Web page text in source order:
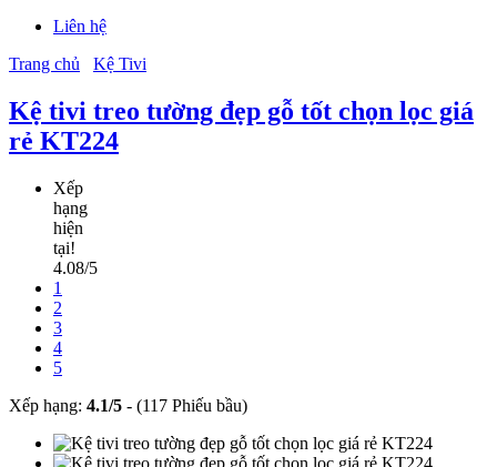
Liên hệ
Trang chủ
Kệ Tivi
Kệ tivi treo tường đẹp gỗ tốt chọn lọc giá
rẻ KT224
Xếp
hạng
hiện
tại!
4.08/5
1
2
3
4
5
Xếp hạng: 4.1/5 - (117 Phiếu bầu)